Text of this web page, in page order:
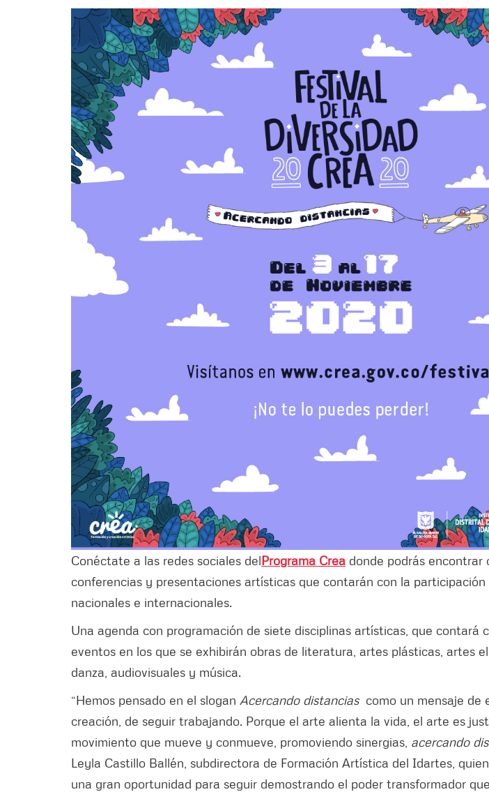
Conéctate a las redes sociales delPrograma Crea donde podrás encontrar
conferencias y presentaciones artísticas que contarán con la
nacionales e internacionales.
Una agenda con programación de siete disciplinas artísticas, que contará
eventos en los que se exhibirán obras de literatura, artes plásticas, artes
danza, audiovisuales y música.
“Hemos pensado en el slogan Acercando distancias como un mensaje de
creación, de seguir trabajando. Porque el arte alienta la vida, el arte es
movimiento que mueve y conmueve, promoviendo sinergias, acercando
Leyla Castillo Ballén, subdirectora de Formación Artística del Idartes,
una gran oportunidad para seguir demostrando el poder transformador